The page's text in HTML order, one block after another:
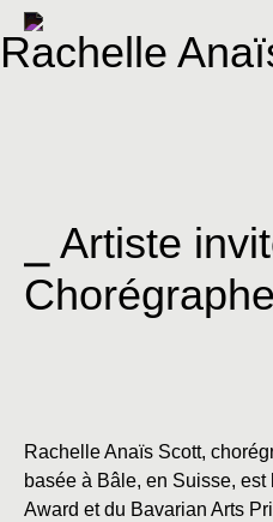
Rachelle
⎯ Artiste
Chorégraphe
Rachelle Anaïs Scott,
basée à Bâle, en Suisse,
Award et du Bavarian Arts